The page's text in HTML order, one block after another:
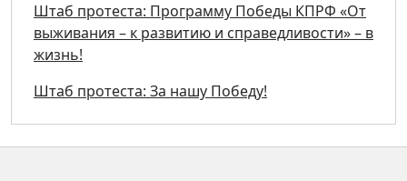
Штаб протеста: Программу Победы КПРФ «От
выживания – к развитию и справедливости» – в
жизнь!
Штаб протеста: За нашу Победу!